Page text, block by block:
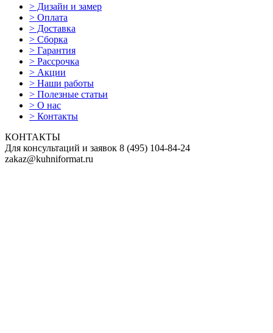
> Дизайн и замер
> Оплата
> Доставка
> Сборка
> Гарантия
> Рассрочка
> Акции
> Наши работы
> Полезные статьи
> О нас
> Контакты
КОНТАКТЫ
Для консультаций и заявок 8 (495) 104-84-24
zakaz@kuhniformat.ru